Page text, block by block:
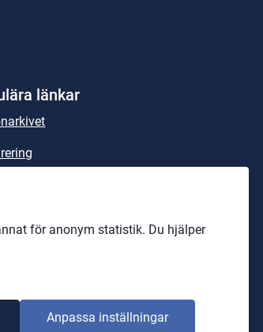
för anonym statistik. Du hjälper
Anpassa inställningar
länkar
regionkliniken